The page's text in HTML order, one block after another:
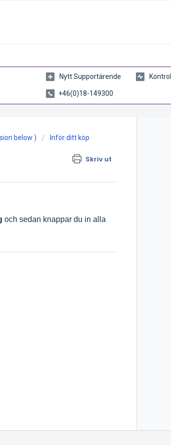
Nytt Supportärende
+46(0)18-149300
below ) Inför ditt köp
Skriv ut
och sedan knappar du in alla